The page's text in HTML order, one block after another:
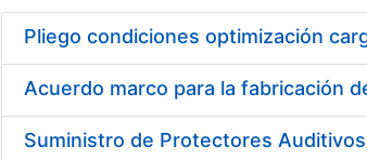
Pliego condiciones optimización
Acuerdo marco para la fabricación